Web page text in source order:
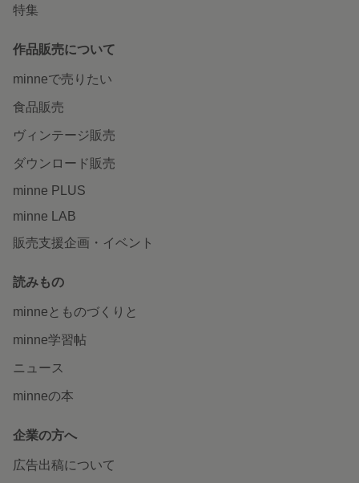
特集
作品販売について
minneで売りたい
食品販売
ヴィンテージ販売
ダウンロード販売
minne PLUS
minne LAB
販売支援企画・イベント
読みもの
minneとものづくりと
minne学習帖
ニュース
minneの本
企業の方へ
広告出稿について